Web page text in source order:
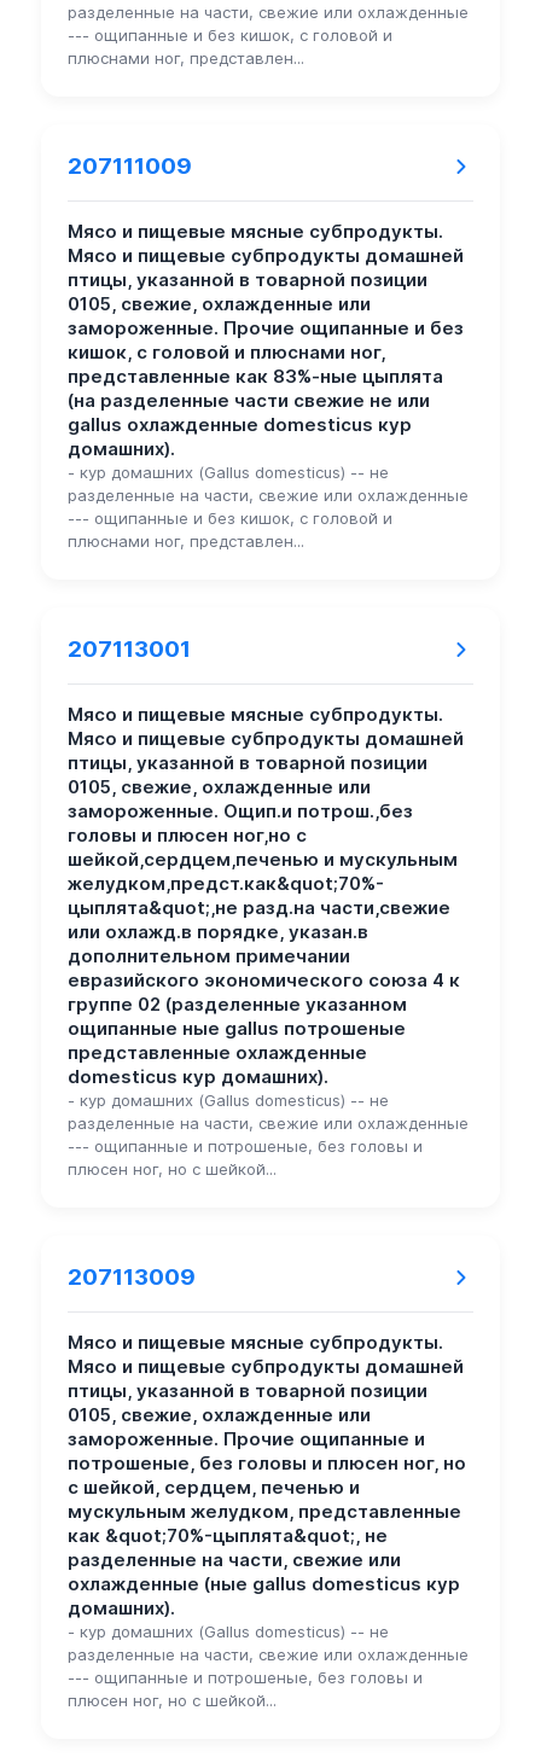
разделенные на части, свежие или охлажденные
--- ощипанные и без кишок, с головой и
плюснами ног, представлен...
207111009
Мясо и пищевые мясные субпродукты.
Мясо и пищевые субпродукты домашней
птицы, указанной в товарной позиции
0105, свежие, охлажденные или
замороженные. Прочие ощипанные и без
кишок, с головой и плюснами ног,
представленные как 83%-ные цыплята
(на разделенные части свежие не или
gallus охлажденные domesticus кур
домашних).
- кур домашних (Gallus domesticus) -- не
разделенные на части, свежие или охлажденные
--- ощипанные и без кишок, с головой и
плюснами ног, представлен...
207113001
Мясо и пищевые мясные субпродукты.
Мясо и пищевые субпродукты домашней
птицы, указанной в товарной позиции
0105, свежие, охлажденные или
замороженные. Ощип.и потрош.,без
головы и плюсен ног,но с
шейкой,сердцем,печенью и мускульным
желудком,предст.как&quot;70%-
цыплята&quot;,не разд.на части,свежие
или охлажд.в порядке, указан.в
дополнительном примечании
евразийского экономического союза 4 к
группе 02 (разделенные указанном
ощипанные ные gallus потрошеные
представленные охлажденные
domesticus кур домашних).
- кур домашних (Gallus domesticus) -- не
разделенные на части, свежие или охлажденные
--- ощипанные и потрошеные, без головы и
плюсен ног, но с шейкой...
207113009
Мясо и пищевые мясные субпродукты.
Мясо и пищевые субпродукты домашней
птицы, указанной в товарной позиции
0105, свежие, охлажденные или
замороженные. Прочие ощипанные и
потрошеные, без головы и плюсен ног, но
с шейкой, сердцем, печенью и
мускульным желудком, представленные
как &quot;70%-цыплята&quot;, не
разделенные на части, свежие или
охлажденные (ные gallus domesticus кур
домашних).
- кур домашних (Gallus domesticus) -- не
разделенные на части, свежие или охлажденные
--- ощипанные и потрошеные, без головы и
плюсен ног, но с шейкой...